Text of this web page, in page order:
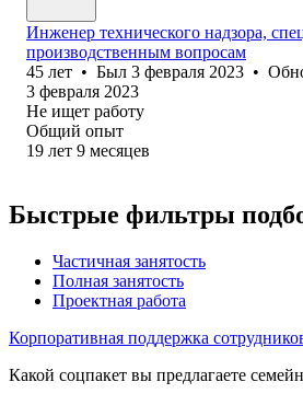
Инженер технического надзора,
производственным вопросам
45 лет • Был 3 февраля 2023 •
3 февраля 2023
Не ищет работу
Общий опыт
19 лет 9 месяцев
Быстрые фильтры
Частичная занятость
Полная занятость
Проектная работа
Корпоративная поддержка
Какой соцпакет вы предлагаете